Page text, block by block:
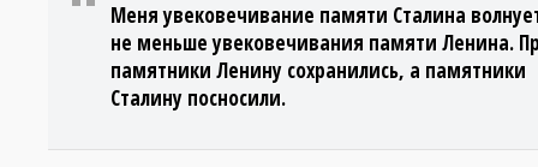
Меня увековечивание памяти Сталина
не меньше увековечивания памяти Ленина.
памятники Ленину сохранились, а памятники
Сталину посносили.